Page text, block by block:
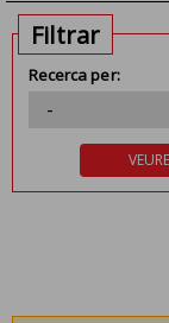
Filtrar
Recerca per: